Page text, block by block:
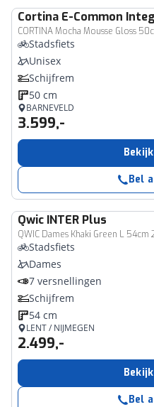
Cortina E-Common
CORTINA Mocha Mousse Gloss
Stadsfiets
Unisex
Schijfrem
50 cm
BARNEVELD
3.599,-
Bel
Qwic INTER Plus
QWIC Dames Khaki Green L 54cm
Stadsfiets
Dames
7 versnellingen
Schijfrem
54 cm
LENT / NIJMEGEN
2.499,-
Bel